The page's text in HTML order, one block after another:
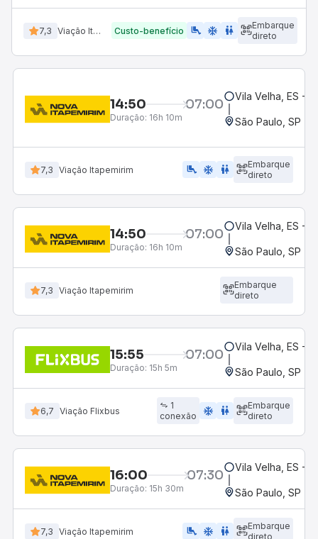
7,3 Viação Itapemirim Custo-benefício airline_seat_legroom_extra ac_unit WC
Embarque
direto
14:50 07:00
Duração: 16h 10m
Vila Velha, ES -
São Paulo, SP -
7,3 Viação Itapemirim airline_seat_legroom_extra ac_unit wc
Embarque
direto
14:50 07:00
Duração: 16h 10m
Vila Velha, ES -
São Paulo, SP -
7,3 Viação Itapemirim
Embarque
direto
15:55 07:00
Duração: 15h 5m
Vila Velha, ES -
São Paulo, SP -
6,7 Viação Flixbus
1
conexão
ac_unit wc
Embarque
direto
16:00 07:30
Duração: 15h 30m
Vila Velha, ES -
São Paulo, SP -
7,3 Viação Itapemirim airline_seat_legroom_extra ac_unit WC
Embarque
direto